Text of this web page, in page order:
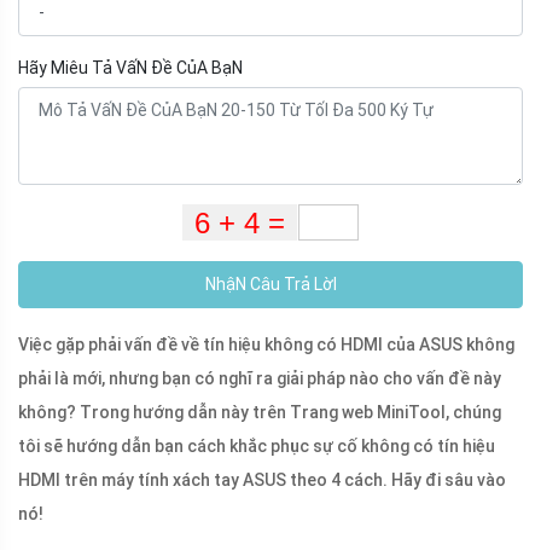
Hãy Miêu Tả VấN Đề CủA BạN
NhậN Câu Trả LờI
Việc gặp phải vấn đề về tín hiệu không có HDMI của ASUS không
phải là mới, nhưng bạn có nghĩ ra giải pháp nào cho vấn đề này
không? Trong hướng dẫn này trên Trang web MiniTool, chúng
tôi sẽ hướng dẫn bạn cách khắc phục sự cố không có tín hiệu
HDMI trên máy tính xách tay ASUS theo 4 cách. Hãy đi sâu vào
nó!